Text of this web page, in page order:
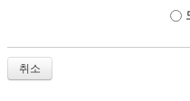
취소